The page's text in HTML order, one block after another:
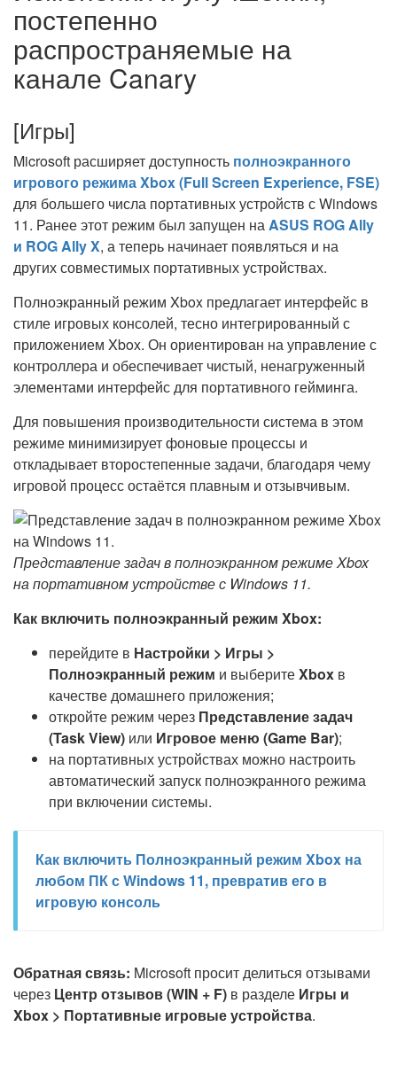
постепенно
распространяемые на
канале Canary
[Игры]
Microsoft расширяет доступность полноэкранного
игрового режима Xbox (Full Screen Experience, FSE)
для большего числа портативных устройств с Windows
11. Ранее этот режим был запущен наASUS ROG Ally
и ROG Ally X, а теперь начинает появляться и на
других совместимых портативных устройствах.
Полноэкранный режим Xbox предлагает интерфейс в
стиле игровых консолей, тесно интегрированный с
приложением Xbox. Он ориентирован на управление с
контроллера и обеспечивает чистый, ненагруженный
элементами интерфейс для портативного гейминга.
Для повышения производительности система в этом
режиме минимизирует фоновые процессы и
откладывает второстепенные задачи, благодаря чему
игровой процесс остаётся плавным и отзывчивым.
Представление задач в полноэкранном режиме Xbox
на портативном устройстве с Windows 11.
Как включить полноэкранный режим Xbox:
перейдите в Настройки > Игры >
Полноэкранный режим и выберитеXbox в
качестве домашнего приложения;
откройте режим через Представление задач
(Task View) или Игровое меню (Game Bar);
на портативных устройствах можно настроить
автоматический запуск полноэкранного режима
при включении системы.
Как включить Полноэкранный режим Xbox на
любом ПК с Windows 11, превратив его в
игровую консоль
Обратная связь: Microsoft просит делиться отзывами
через Центр отзывов (WIN + F) в разделе Игры и
Xbox > Портативные игровые устройства.